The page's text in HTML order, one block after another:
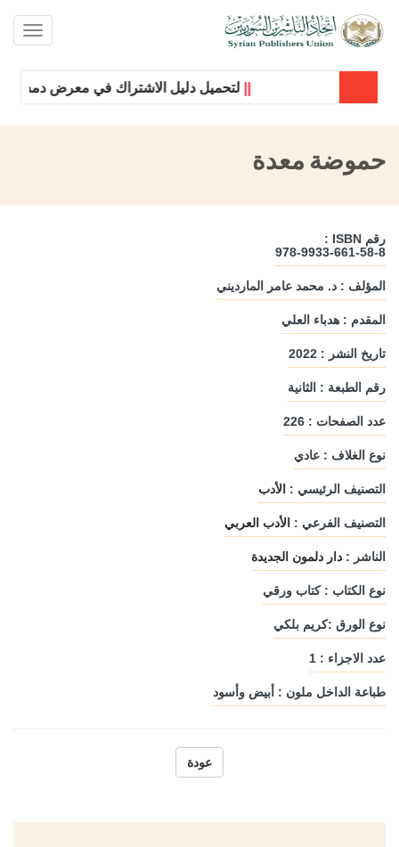
لتحميل دليل الاشتراك في معرض دمشق
حموضة معدة
رقم ISBN :
978-9933-661-58-8
المؤلف : د. محمد عامر المارديني
المقدم : هدباء العلي
تاريخ النشر : 2022
رقم الطبعة : الثانية
عدد الصفحات : 226
نوع الغلاف : عادي
التصنيف الرئيسي : الأدب
التصنيف الفرعي : الأدب العربي
الناشر : دار دلمون الجديدة
نوع الكتاب : كتاب ورقي
نوع الورق :كريم بلكي
عدد الاجزاء : 1
طباعة الداخل ملون : أبيض وأسود
عودة